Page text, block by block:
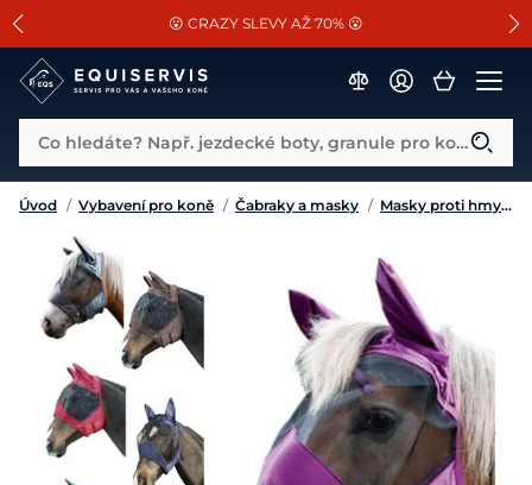
SLEVA 13% na vše od Cassini!
😮 CRAZY SLEVY AŽ 70% 😮
📐Pasování a doplňky k vybraným sedlům ZDARMA 🐴
Co hledáte? Např. jezdecké boty, granule pro koně...
Úvod / Vybavení pro koně / Čabraky a masky / Masky proti hmyzu